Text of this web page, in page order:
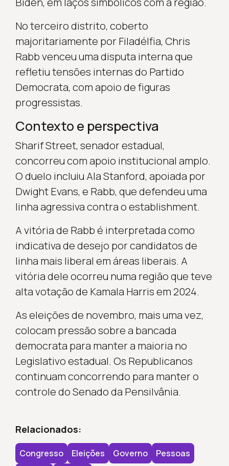
No terceiro distrito, coberto
majoritariamente por Filadélfia, Chris
Rabb venceu uma disputa interna que
refletiu tensões internas do Partido
Democrata, com apoio de figuras
progressistas.
Contexto e perspectiva
Sharif Street, senador estadual,
concorreu com apoio institucional amplo.
O duelo incluiu Ala Stanford, apoiada por
Dwight Evans, e Rabb, que defendeu uma
linha agressiva contra o establishment.
A vitória de Rabb é interpretada como
indicativa de desejo por candidatos de
linha mais liberal em áreas liberais. A
vitória dele ocorreu numa região que teve
alta votação de Kamala Harris em 2024.
As eleições de novembro, mais uma vez,
colocam pressão sobre a bancada
democrata para manter a maioria no
Legislativo estadual. Os Republicanos
continuam concorrendo para manter o
controle do Senado da Pensilvânia.
Relacionados:
Congresso Eleições Governo
Pessoas